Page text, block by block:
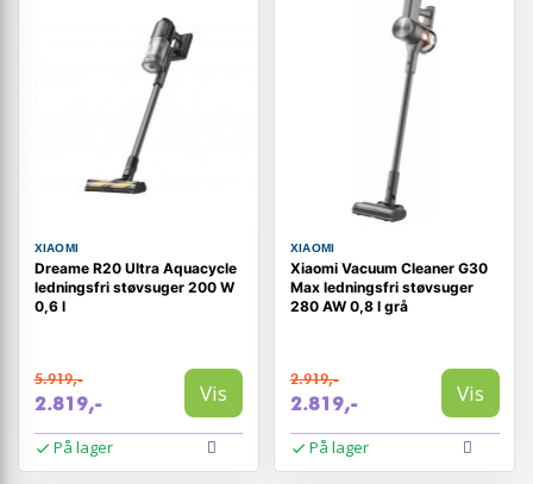
XIAOMI
Dreame R20 Ultra Aquacycle
ledningsfri støvsuger 200 W
0,6 l
5.919,-
2.819,- Vis
På lager
XIAOMI
Xiaomi Vacuum Cleaner G30
Max ledningsfri støvsuger
280 AW 0,8 l grå
2.919,-
2.819,- Vis
På lager